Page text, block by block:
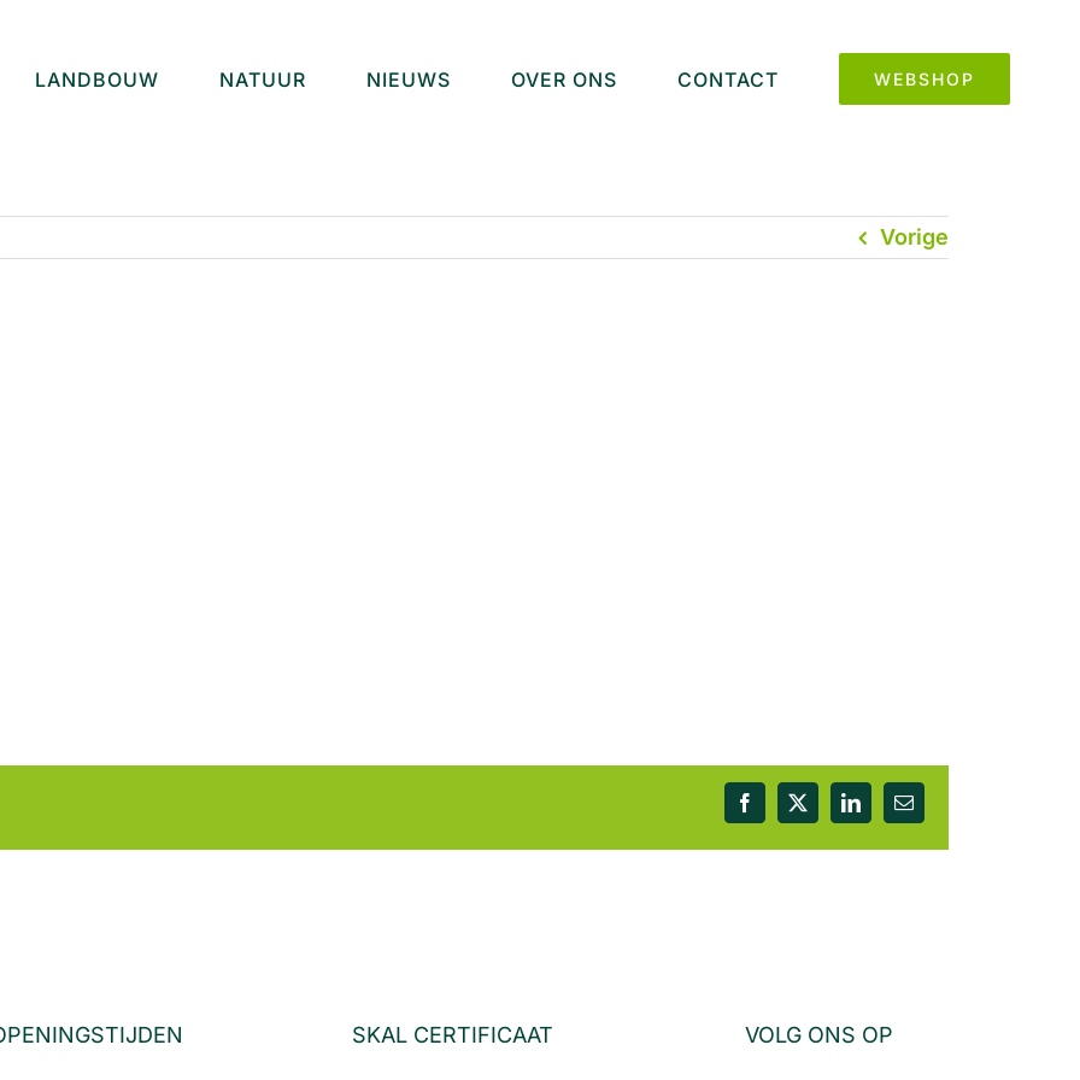
LANDBOUW NATUUR NIEUWS OVER ONS CONTACT WEBSHOP
Vorige
Facebook
X LinkedIn
E-
mail
SKAL CERTIFICAAT VOLG ONS OP